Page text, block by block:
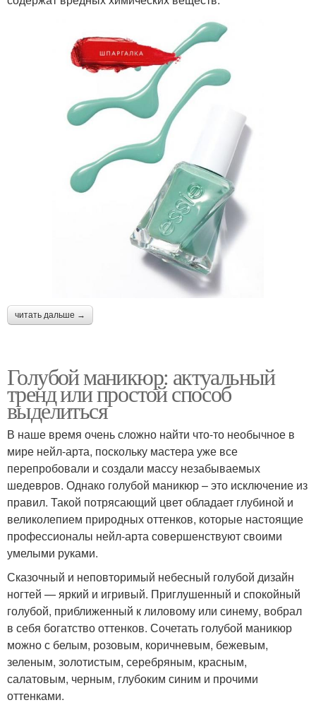
читать дальше →
Голубой маникюр: актуальный
тренд или простой способ
выделиться
В наше время очень сложно найти что-то необычное в
мире нейл-арта, поскольку мастера уже все
перепробовали и создали массу незабываемых
шедевров. Однако голубой маникюр – это исключение из
правил. Такой потрясающий цвет обладает глубиной и
великолепием природных оттенков, которые настоящие
профессионалы нейл-арта совершенствуют своими
умелыми руками.
Сказочный и неповторимый небесный голубой дизайн
ногтей — яркий и игривый. Приглушенный и спокойный
голубой, приближенный к лиловому или синему, вобрал
в себя богатство оттенков. Сочетать голубой маникюр
можно с белым, розовым, коричневым, бежевым,
зеленым, золотистым, серебряным, красным,
салатовым, черным, глубоким синим и прочими
оттенками.